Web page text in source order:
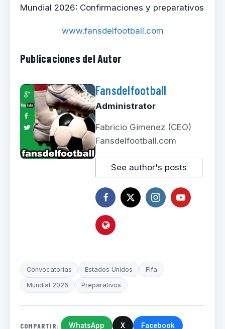
Mundial 2026: Confirmaciones y preparativos
www.fansdelfootball.com
Publicaciones del Autor
Fansdelfootball
Administrator
Fabricio Gimenez (CEO)
Fansdelfootball.com
See author's posts
Convocatorias Estados Unidos Fifa
Mundial 2026 Preparativos
COMPARTIR: WhatsApp X Facebook